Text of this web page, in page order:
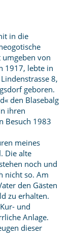
in die
umgeben von
1917, lebte in
8,
geboren.
den Blasebalg
ihren
Besuch 1983
meines
Die alte
noch und
nicht so. Am
den Gästen
zu erhalten.
und
Anlage.
dieser